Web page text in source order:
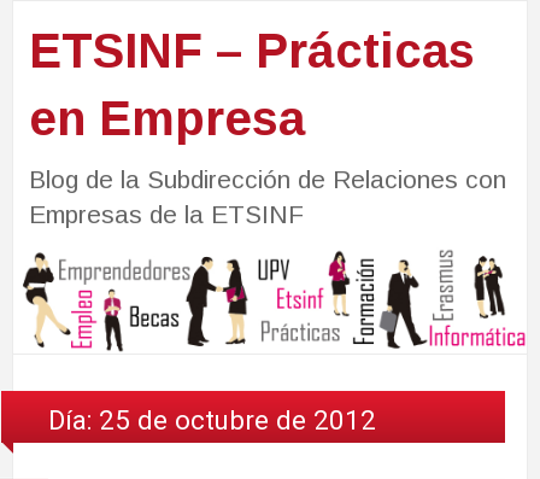
ETSINF – Prácticas
en Empresa
Blog de la Subdirección de Relaciones con
Empresas de la ETSINF
Día: 25 de octubre de 2012